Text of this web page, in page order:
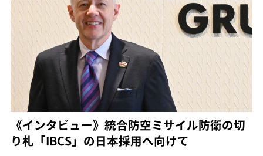
《インタビュー》統合防空ミサイル防衛の切
り札「IBCS」の日本採用へ向けて